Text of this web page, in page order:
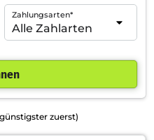
Zahlungsarten*
zuerst)